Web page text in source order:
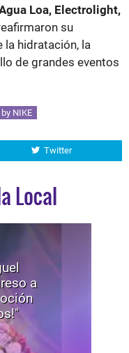
Loa, Electrolight,
su
hidratación, la
de grandes eventos
NIKE
Twitter
Local
a